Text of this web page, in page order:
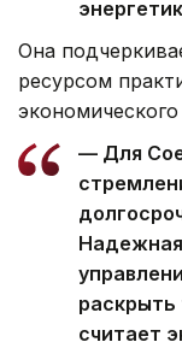
Она
ресурсом
— Для
раскрыть
считает